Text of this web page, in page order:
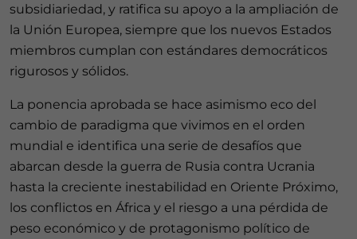
subsidiariedad, y ratifica su apoyo a la ampliación de
la Unión Europea, siempre que los nuevos Estados
miembros cumplan con estándares democráticos
rigurosos y sólidos.
La ponencia aprobada se hace asimismo eco del
cambio de paradigma que vivimos en el orden
mundial e identifica una serie de desafíos que
abarcan desde la guerra de Rusia contra Ucrania
hasta la creciente inestabilidad en Oriente Próximo,
los conflictos en África y el riesgo a una pérdida de
peso económico y de protagonismo político de